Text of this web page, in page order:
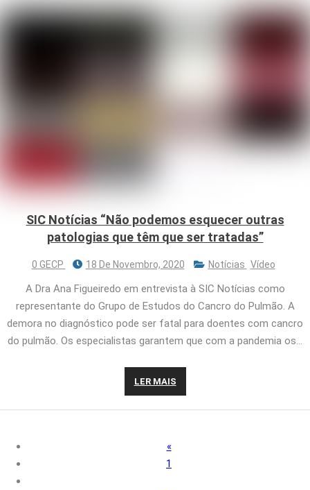
SIC Notícias “Não podemos esquecer outras
patologias que têm que ser tratadas”
0 GECP 18 De Novembro, 2020 Notícias Vídeo
A Dra Ana Figueiredo em entrevista à SIC Notícias como
representante do Grupo de Estudos do Cancro do Pulmão. A
demora no diagnóstico pode ser fatal para doentes com cancro
do pulmão. Os especialistas garantem que com a pandemia os…
LER MAIS
«
1